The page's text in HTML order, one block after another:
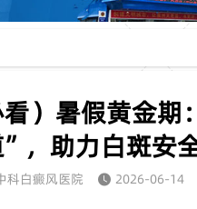
看）暑假黄金
，助力白斑安
科白癜风医院 2026-06-14